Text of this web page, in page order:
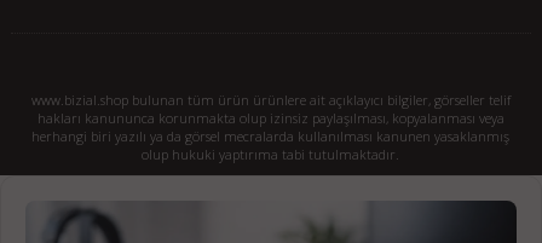
www.bizial.shop bulunan tüm ürün ürünlere ait açıklayıcı bilgiler, görseller telif
hakları kanununca korunmakta olup izinsiz paylaşılması, kopyalanması veya
herhangi biri yazılı ya da görsel mecralarda kullanılması kanunen yasaklanmış
olup hukuki yaptırıma tabi tutulmaktadır.